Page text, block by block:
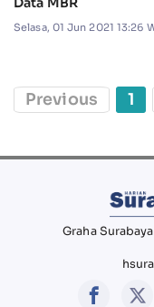
Selasa, 01 Jun 2021 13:26
Previous 1
Graha